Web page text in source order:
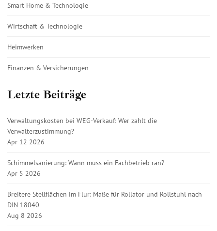
Smart Home & Technologie
Wirtschaft & Technologie
Heimwerken
Finanzen & Versicherungen
Letzte Beiträge
Verwaltungskosten bei WEG-Verkauf: Wer zahlt die
Verwalterzustimmung?
Apr 12 2026
Schimmelsanierung: Wann muss ein Fachbetrieb ran?
Apr 5 2026
Breitere Stellflächen im Flur: Maße für Rollator und Rollstuhl nach
DIN 18040
Aug 8 2026